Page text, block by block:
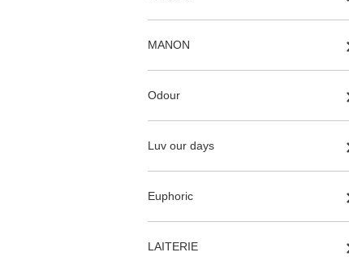
MANON
Odour
Luv our days
Euphoric
LAITERIE